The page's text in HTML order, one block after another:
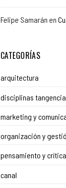
Felipe Samarán en
CATEGORÍAS
arquitectura
disciplinas
marketing y
organización y
pensamiento y crítica
canal